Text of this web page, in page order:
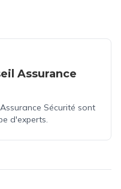
Assurance
Sécurité sont
d'experts.